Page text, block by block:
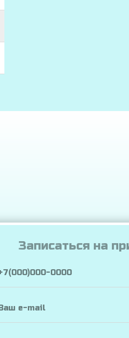
информации
Записаться на